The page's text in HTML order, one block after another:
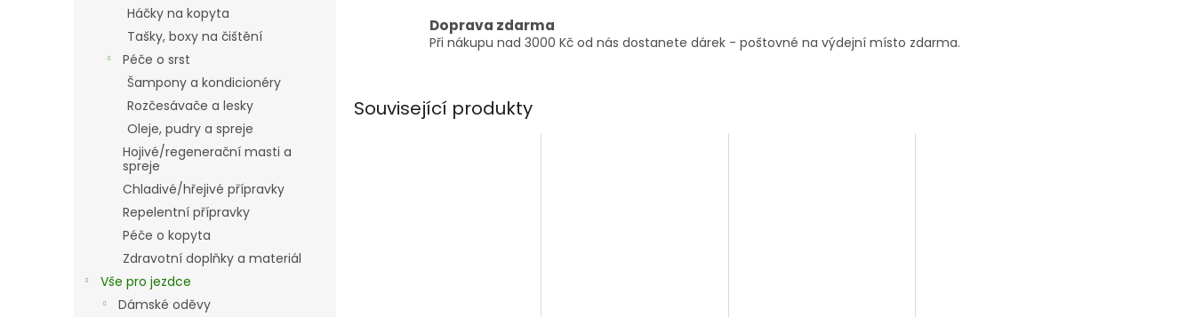
Háčky na kopyta
Tašky, boxy na čištění
Péče o srst
Šampony a kondicionéry
Rozčesávače a lesky
Oleje, pudry a spreje
Hojivé/regenerační masti a
spreje
Chladivé/hřejivé přípravky
Repelentní přípravky
Péče o kopyta
Zdravotní doplňky a materiál
Vše pro jezdce
Dámské oděvy
Doprava zdarma
Při nákupu nad 3000 Kč od nás dostanete dárek - poštovné na výdejní místo zdarma.
Související produkty